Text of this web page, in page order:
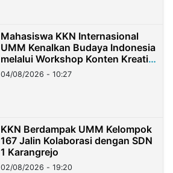
Mahasiswa KKN Internasional
UMM Kenalkan Budaya Indonesia
melalui Workshop Konten Kreatif
di Taiwan
04/08/2026 - 10:27
KKN Berdampak UMM Kelompok
167 Jalin Kolaborasi dengan SDN
1 Karangrejo
02/08/2026 - 19:20